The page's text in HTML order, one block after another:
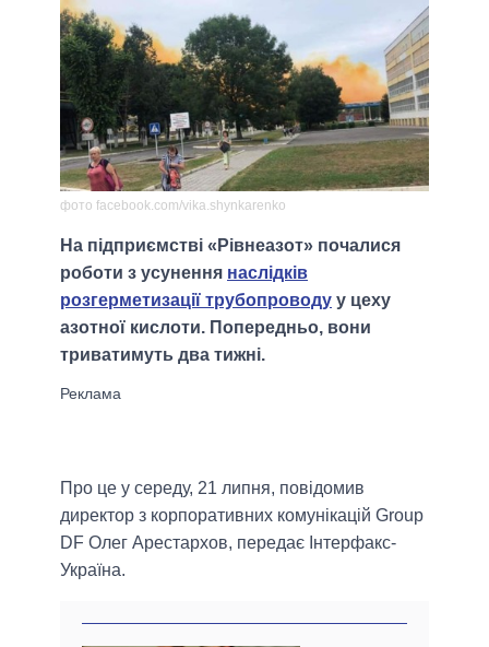
фото facebook.com/vika.shynkarenko
На підприємстві «Рівнеазот» почалися
роботи з усунення наслідків
розгерметизації трубопроводу у цеху
азотної кислоти. Попередньо, вони
триватимуть два тижні.
Про це у середу, 21 липня, повідомив
директор з корпоративних комунікацій Group
DF Олег Арестархов, передає Інтерфакс-
Україна.